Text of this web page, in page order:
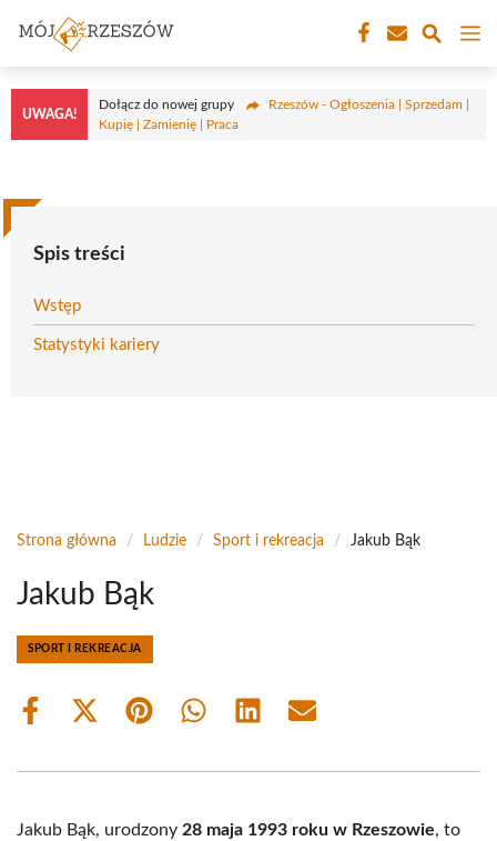
treści
UWAGA!
Dołącz do nowej grupy
Rzeszów - Ogłoszenia | Sprzedam |
Kupię | Zamienię | Praca
Spis treści
Wstęp
Statystyki kariery
Strona główna / Ludzie / Sport i rekreacja / Jakub Bąk
Jakub Bąk
SPORT I REKREACJA
Share
Share
(Twitter)
Share Share Share Share
Jakub Bąk, urodzony 28 maja 1993 roku w Rzeszowie, to